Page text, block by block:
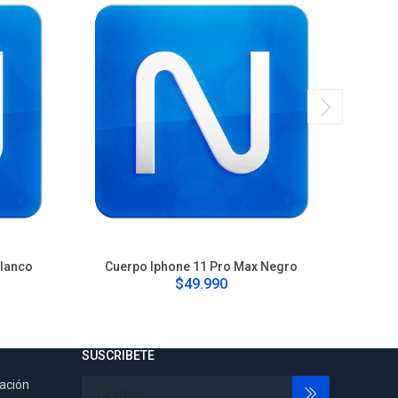
Cuerpo Iphone 11 Pro Max Negro
$49.990
SUSCRIBETE